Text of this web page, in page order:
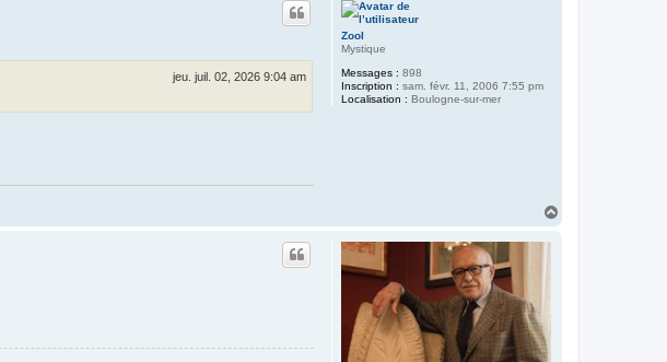
Zool
Mystique
Messages : 898
Inscription : sam. févr. 11, 2006 7:55 pm
Localisation : Boulogne-sur-mer
jeu. juil. 02, 2026 9:04 am